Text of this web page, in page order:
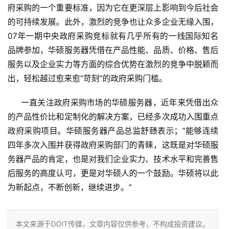
府采购的一个重要标准，因为它在更深层上影响到今后社会
的可持续发展。此外，激烈的竞争也让众多企业无缘入围，
07年一期中央政府采购竞标就有几乎所有的一线国际知名
品牌参加，华硕服务器凭借在产品性能、品质、价格、售后
服务以及企业实力等方面的综合优势在激烈的竞争中脱颖而
出，轻松越过愈来愈“苛刻”的政府采购门槛。
一直关注政府采购市场的华硕服务器，近年来凭借出众
的产品性价比和定制化的解决方案，已经多次成功入围重点
政府采购项目。华硕服务器产品总监舒赜表示；“能够连续
四年多次入围并获得政府采购部门的青睐，这既是对华硕服
务器产品的肯定，也是对我们企业实力、技术水平和完善售
后服务的高度认可，更是对华硕人的一个鼓励。华硕将以此
为新起点，不断创新，继续进步。”
本文来源于DOIT传媒，文章内容仅供参考，不构成投资建议。